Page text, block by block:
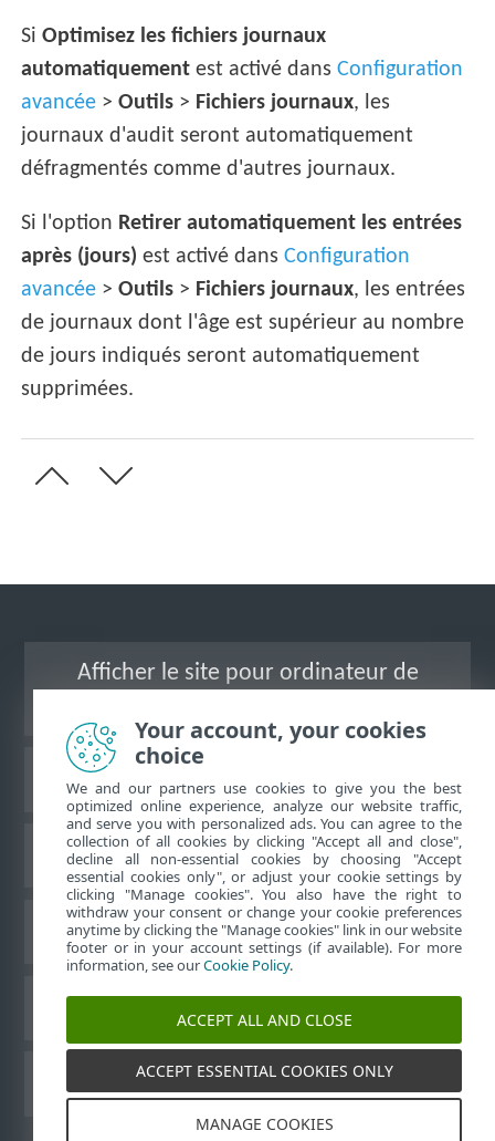
SiOptimisez les fichiers journaux
automatiquement est activé dansConfiguration
avancée >Outils > Fichiers journaux, les
journaux d'audit seront automatiquement
défragmentés comme d'autres journaux.
Si l'option Retirer automatiquement les entrées
après (jours) est activé dansConfiguration
avancée >Outils > Fichiers journaux, les entrées
de journaux dont l'âge est supérieur au nombre
de jours indiqués seront automatiquement
supprimées.
Afficher le site pour ordinateur de
Base de connaissances ESET
Forum ESET
Assistance régionale
Guides de l'utilisateur ESET
Your account, your cookies
choice
We and our partners use cookies to give you the best
optimized online experience, analyze our website traffic,
and serve you with personalized ads. You can agree to the
collection of all cookies by clicking "Accept all and close",
decline all non-essential cookies by choosing "Accept
essential cookies only", or adjust your cookie settings by
clicking "Manage cookies". You also have the right to
withdraw your consent or change your cookie preferences
anytime by clicking the "Manage cookies" link in our website
footer or in your account settings (if available). For more
information, see ourCookie Policy.
ACCEPT ALL AND CLOSE
ACCEPT ESSENTIAL COOKIES ONLY
MANAGE COOKIES